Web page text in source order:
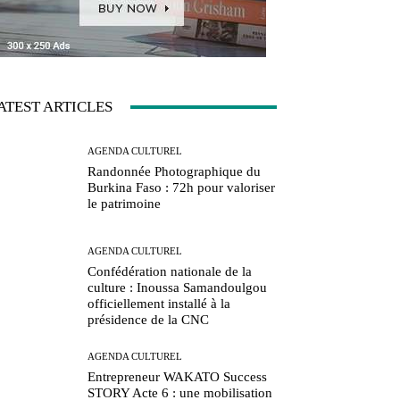
ARTICLES
AGENDA CULTUREL
Randonnée Photographique du
Burkina Faso : 72h pour valoriser
le patrimoine
AGENDA CULTUREL
Confédération nationale de la
culture : Inoussa Samandoulgou
officiellement installé à la
présidence de la CNC
AGENDA CULTUREL
Entrepreneur WAKATO Success
STORY Acte 6 : une mobilisation